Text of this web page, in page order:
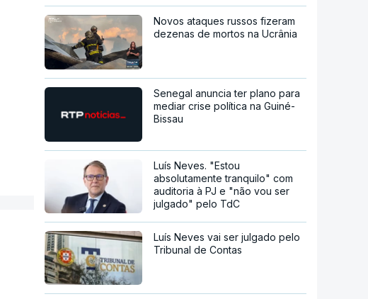
Novos ataques russos fizeram
dezenas de mortos na Ucrânia
Senegal anuncia ter plano para
mediar crise política na Guiné-
Bissau
Luís Neves. "Estou
absolutamente tranquilo" com
auditoria à PJ e "não vou ser
julgado" pelo TdC
Luís Neves vai ser julgado pelo
Tribunal de Contas